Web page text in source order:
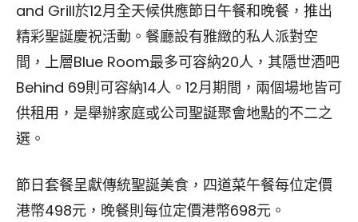
and Grill於12月全天候供應節日午餐和晚餐，推出
精彩聖誕慶祝活動。餐廳設有雅緻的私人派對空
間，上層Blue Room最多可容納20人，其隱世酒吧
Behind 69則可容納14人。12月期間，兩個場地皆可
供租用，是舉辦家庭或公司聖誕聚會地點的不二之
選。
節日套餐呈獻傳統聖誕美食，四道菜午餐每位定價
港幣498元，晚餐則每位定價港幣698元。